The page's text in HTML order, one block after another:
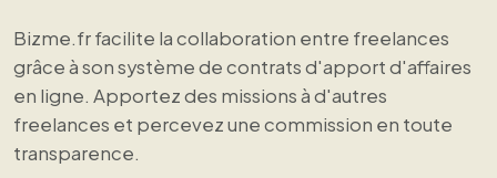
Bizme.fr facilite la collaboration entre freelances
grâce à son système de contrats d'apport d'affaires
en ligne. Apportez des missions à d'autres
freelances et percevez une commission en toute
transparence.